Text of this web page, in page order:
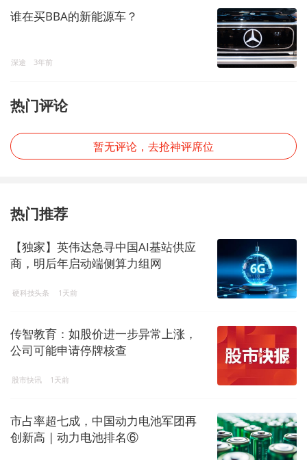
谁在买BBA的新能源车？
深途 3年前
热门评论
暂无评论，去抢神评席位
热门推荐
【独家】英伟达急寻中国AI基站供应
商，明后年启动端侧算力组网
硬科技头条 1天前
传智教育：如股价进一步异常上涨，
公司可能申请停牌核查
股市快讯 1天前
市占率超七成，中国动力电池军团再
创新高 | 动力电池排名⑥